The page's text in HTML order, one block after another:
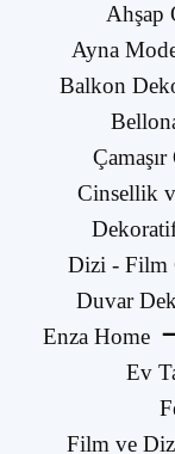
Ahşap
Ayna
Balkon
Çamaşır
Cinsellik
Dizi - Film
Duvar
Enza Home
Ev
Film ve